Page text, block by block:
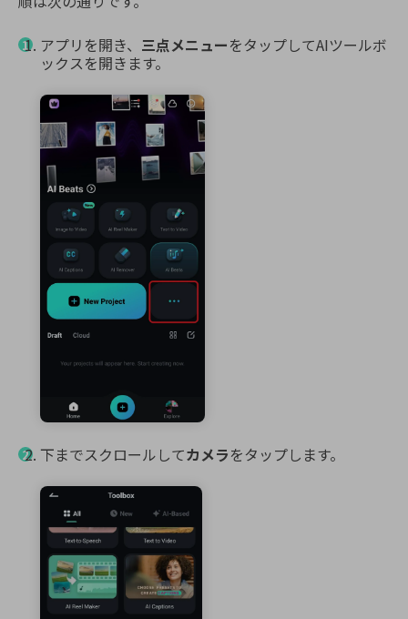
アプリを開き、 三点メニューをタップしてAIツールボ
ックスを開きます。
下までスクロールしてカメラをタップします。